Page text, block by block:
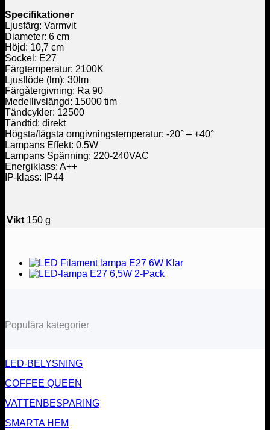
Specifikationer
Ljusfärg: Varmvit
Diameter: 6 cm
Höjd: 10,7 cm
Sockel: E27
Färgtemperatur: 2100K
Ljusflöde (lm): 30lm
Färgåtergivning: Ra 90
Medellivslängd: 15000 tim
Tändcykler: 12500
Tändtid: direkt
Högsta/lägsta omgivningstemperatur: -20° – +40°
Lampans Effekt: 0.5W
Lampans Spänning: 220-240VAC
Energiklass: A++
IP-klass: IP44
Vikt 150 g
Populära kategorier
LED-BELYSNING
COFFEE QUEEN
VATTENBESPARING
SMARTA HEM